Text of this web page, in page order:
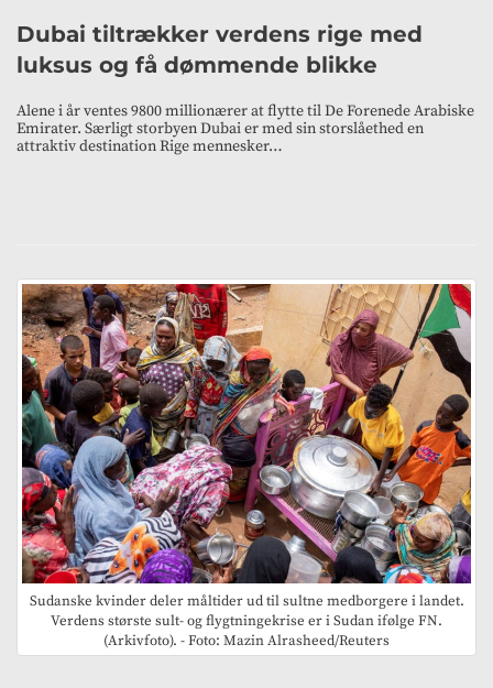
Dubai tiltrækker verdens rige med
luksus og få dømmende blikke
Alene i år ventes 9800 millionærer at flytte til De Forenede Arabiske
Emirater. Særligt storbyen Dubai er med sin storslåethed en
attraktiv destination Rige mennesker…
Sudanske kvinder deler måltider ud til sultne medborgere i landet.
Verdens største sult- og flygtningekrise er i Sudan ifølge FN.
(Arkivfoto). - Foto: Mazin Alrasheed/Reuters